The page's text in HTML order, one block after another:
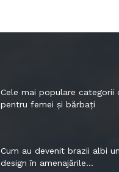
Cele mai populare categorii
pentru femei și bărbați
Cum au devenit brazii albi
design în amenajările...